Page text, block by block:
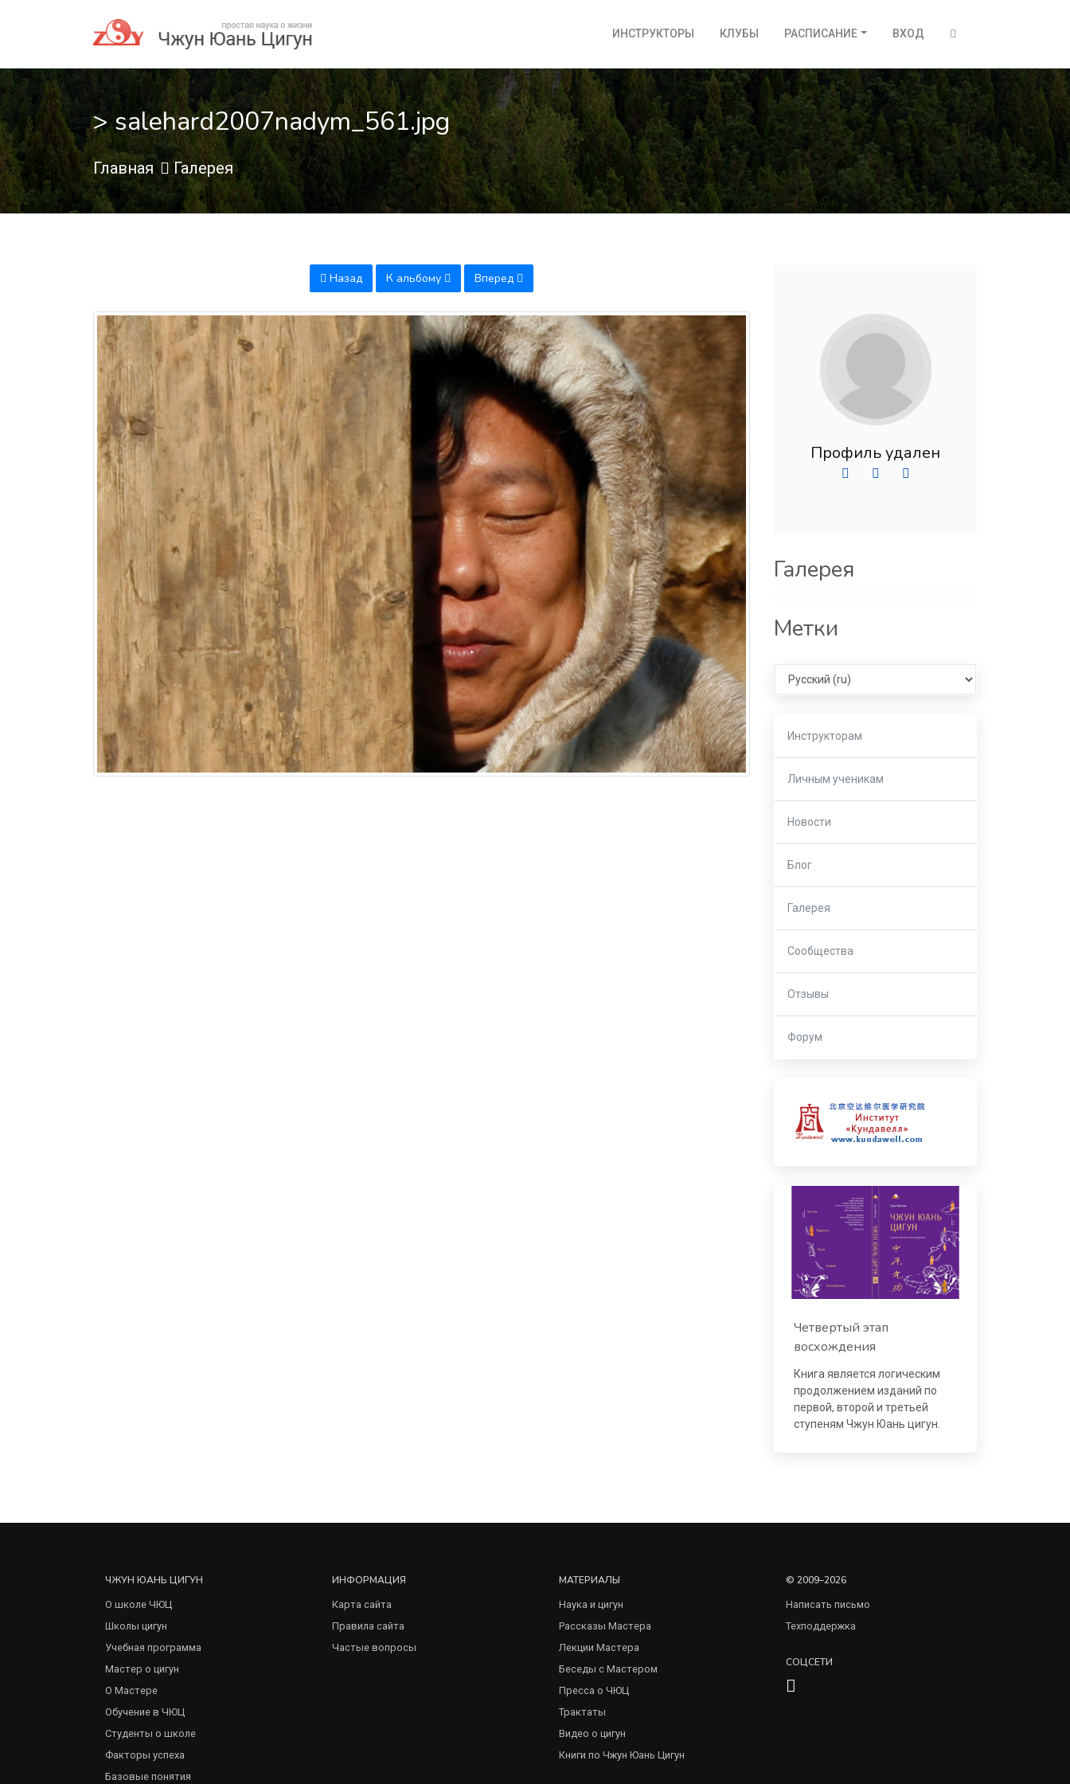
ИНСТРУКТОРЫ КЛУБЫ РАСПИСАНИЕ ВХОД
> salehard2007nadym_561.jpg
Главная Галерея
Назад К альбому Вперед
Профиль удален
Галерея
Метки
Select language
Инструкторам
Личным ученикам
Новости
Блог
Галерея
Сообщества
Отзывы
Форум
Четвертый этап
восхождения
Книга является логическим
продолжением изданий по
первой, второй и третьей
ступеням Чжун Юань цигун.
ЧЖУН ЮАНЬ ЦИГУН
О школе ЧЮЦ
Школы цигун
Учебная программа
Мастер о цигун
О Мастере
Обучение в ЧЮЦ
Студенты о школе
Факторы успеха
Базовые понятия
ИНФОРМАЦИЯ
Карта сайта
Правила сайта
Частые вопросы
МАТЕРИАЛЫ
Наука и цигун
Рассказы Мастера
Лекции Мастера
Беседы с Мастером
Пресса о ЧЮЦ
Трактаты
Видео о цигун
Книги по Чжун Юань Цигун
© 2009–2026
Написать письмо
Техподдержка
СОЦСЕТИ